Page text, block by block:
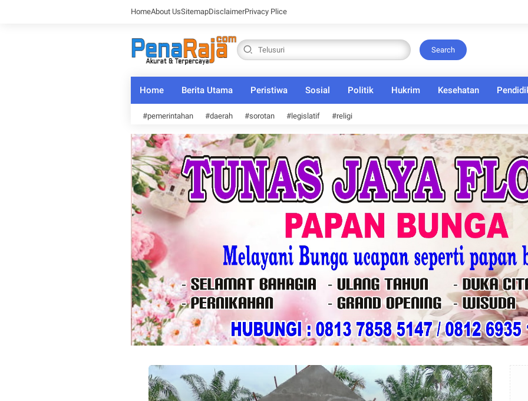
HomeAbout UsSitemapDisclaimerPrivacy Plice
Search
Home Berita Utama Peristiwa Sosial Politik Hukrim Kesehatan
#pemerintahan #daerah #sorotan #legislatif #religi